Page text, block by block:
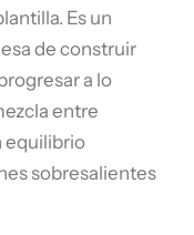
Es un
de construir
a lo
entre
equilibrio
sobresalientes